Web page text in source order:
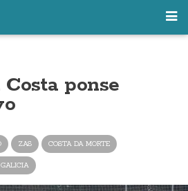
ponse
ZAS COSTA DA MORTE
GALICIA